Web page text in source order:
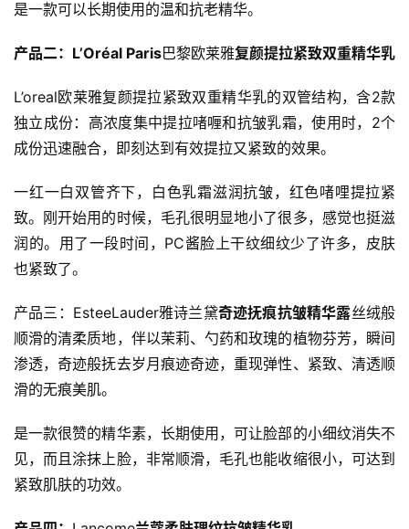
是一款可以长期使用的温和抗老精华。
产品二： L’Oréal Paris巴黎欧莱雅复颜提拉紧致双重精华乳
L’oreal欧莱雅复颜提拉紧致双重精华乳的双管结构，含2款
独立成份：高浓度集中提拉啫喱和抗皱乳霜，使用时，2个
成份迅速融合，即刻达到有效提拉又紧致的效果。
一红一白双管齐下，白色乳霜滋润抗皱，红色啫哩提拉紧
致。刚开始用的时候，毛孔很明显地小了很多，感觉也挺滋
润的。用了一段时间，PC酱脸上干纹细纹少了许多，皮肤
也紧致了。
产品三：EsteeLauder雅诗兰黛奇迹抚痕抗皱精华露丝绒般
顺滑的清柔质地，伴以茉莉、勺药和玫瑰的植物芬芳，瞬间
渗透，奇迹般抚去岁月痕迹奇迹，重现弹性、紧致、清透顺
滑的无痕美肌。
是一款很赞的精华素，长期使用，可让脸部的小细纹消失不
见，而且涂抹上脸，非常顺滑，毛孔也能收缩很小，可达到
紧致肌肤的功效。